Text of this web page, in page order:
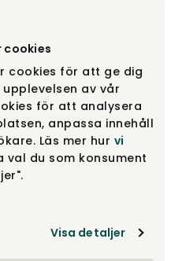
cookies
cookies för att ge dig
av vår
för att analysera
anpassa innehåll
Läs mer hur vi
val du som konsument
Visa detaljer